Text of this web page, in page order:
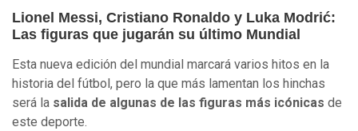
Lionel Messi, Cristiano Ronaldo y Luka Modrić:
Las figuras que jugarán su último Mundial
Esta nueva edición del mundial marcará varios hitos en la
historia del fútbol, pero la que más lamentan los hinchas
será la salida de algunas de las figuras más icónicas de
este deporte.